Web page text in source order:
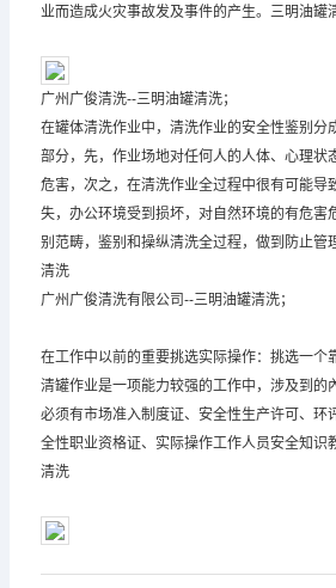
业而造成火灾事故发及事件的产生。三明油罐
广州广俊清洗--三明油罐清洗；
在罐体清洗作业中，清洗作业的安全性鉴别分
部分，先，作业场地对任何人的人体、心理状
危害，次之，在清洗作业全过程中很有可能导
失，办公环境受到损坏，对自然环境的有危害
别范畴，鉴别和操纵清洗全过程，做到防止管
清洗
广州广俊清洗有限公司--三明油罐清洗；
在工作中以前的重要挑选实际操作：挑选一个
清罐作业是一项能力较强的工作中，涉及到的
必须有市场准入制度证、安全性生产许可、环
全性职业资格证、实际操作工作人员安全知识
清洗